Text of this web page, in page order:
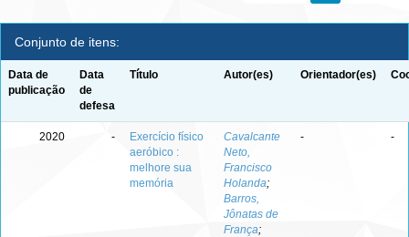
Conjunto de itens:
Data de
publicação
Data
de
defesa
Título Autor(es) Orientador(es)
2020 -
Exercício físico
aeróbico :
melhore sua
memória
Cavalcante
Neto,
Francisco
Holanda;
Barros,
Jônatas de
França;
- -